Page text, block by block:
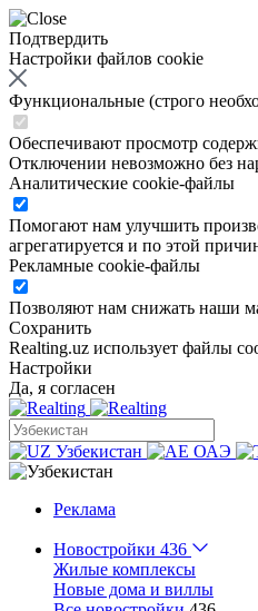
Подтвердить
Настройки файлов cookie
Функциональные (строго
Обеспечивают просмотр
Отключении невозможно без
Аналитические cookie-файлы
Помогают нам улучшить
агрегатируется и по этой
Рекламные cookie-файлы
Позволяют нам снижать наши
Сохранить
Realting.uz использует файлы
Настройки
Да, я согласен
Узбекистан ОАЭ
Реклама
Новостройки 436
Жилые комплексы
Новые дома и виллы